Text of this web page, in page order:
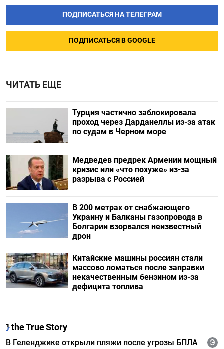
ПОДПИСАТЬСЯ НА ТЕЛЕГРАМ
ПОДПИСАТЬСЯ В GOOGLE
ЧИТАТЬ ЕЩЕ
Турция частично заблокировала
проход через Дарданеллы из-за атак
по судам в Черном море
Медведев предрек Армении мощный
кризис или «что похуже» из-за
разрыва с Россией
В 200 метрах от снабжающего
Украину и Балканы газопровода в
Болгарии взорвался неизвестный
дрон
Китайские машины россиян стали
массово ломаться после заправки
некачественным бензином из-за
дефицита топлива